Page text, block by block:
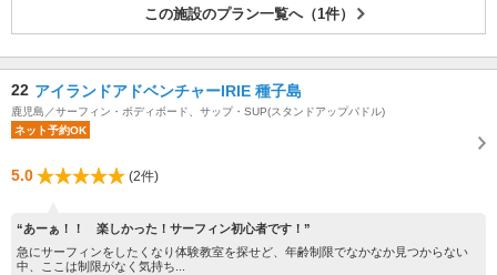
この施設のプラン一覧へ（1件）
22 アイランドアドベンチャーIRIE 種子島
鹿児島／サーフィン・ボディボード、サップ・SUP(スタンドアップパドル)
ネット予約OK
5.0 (2件)
“あーぁ！！ 楽しかった！サーフィン初心者です！”
急にサーフィンをしたくなり体験教室を探せど、年齢制限でなかなか見つからない
中、ここは制限がなく気持ち...